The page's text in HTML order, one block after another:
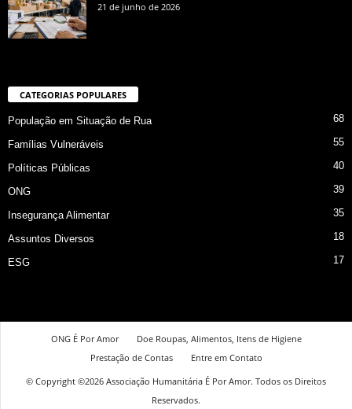
21 de junho de 2026
CATEGORIAS POPULARES
População em Situação de Rua 68
Famílias Vulneráveis 55
Políticas Públicas 40
ONG 39
Insegurança Alimentar 35
Assuntos Diversos 18
ESG 17
ONG É Por Amor
Doe Roupas, Alimentos, Itens de Higiene
Prestação de Contas
Entre em Contato
© Copyright ©2026 Associação Humanitária É Por Amor. Todos os Direitos
Reservados.